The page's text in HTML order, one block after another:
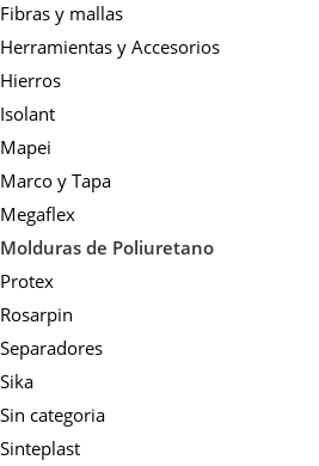
Fibras y mallas
Herramientas y Accesorios
Hierros
Isolant
Mapei
Marco y Tapa
Megaflex
Molduras de Poliuretano
Protex
Rosarpin
Separadores
Sika
Sin categoria
Sinteplast